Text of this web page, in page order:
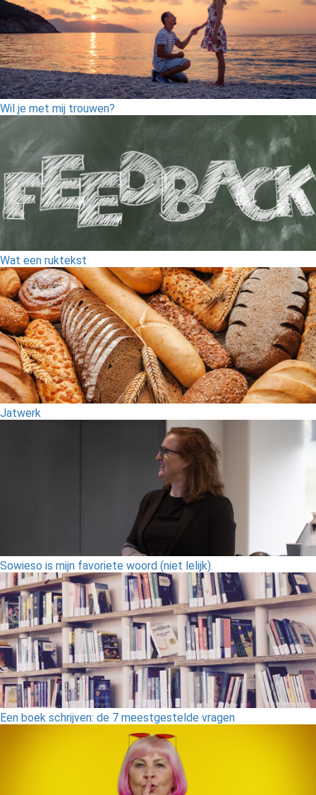
Wil je met mij trouwen?
Wat een ruktekst
Jatwerk
Sowieso is mijn favoriete woord (niet lelijk).
Een boek schrijven: de 7 meestgestelde vragen